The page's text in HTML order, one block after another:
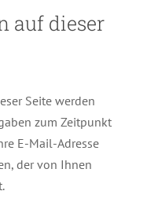
auf dieser
Seite werden
zum Zeitpunkt
E-Mail-Adresse
der von Ihnen